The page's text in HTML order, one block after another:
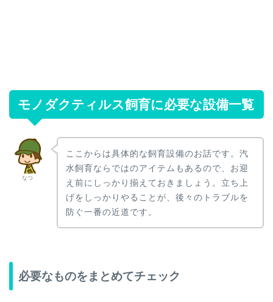
モノダクティルス飼育に必要な設備一覧
なつ
ここからは具体的な飼育設備のお話です。汽
水飼育ならではのアイテムもあるので、お迎
え前にしっかり揃えておきましょう。立ち上
げをしっかりやることが、後々のトラブルを
防ぐ一番の近道です。
必要なものをまとめてチェック